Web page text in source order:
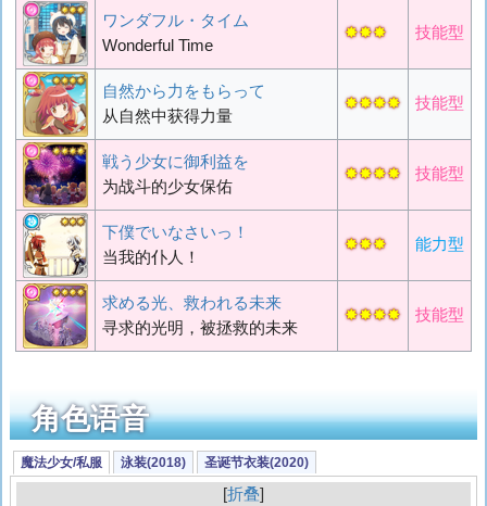
ワンダフル・タイム
Wonderful Time
✸✸✸ 技能型
自然から力をもらって
从自然中获得力量
✸✸✸✸ 技能型
戦う少女に御利益を
为战斗的少女保佑
✸✸✸✸ 技能型
下僕でいなさいっ！
当我的仆人！
✸✸✸ 能力型
求める光、救われる未来
寻求的光明，被拯救的未来
✸✸✸✸ 技能型
角色语音
魔法少女/私服 泳装(2018) 圣诞节衣装(2020)
折叠